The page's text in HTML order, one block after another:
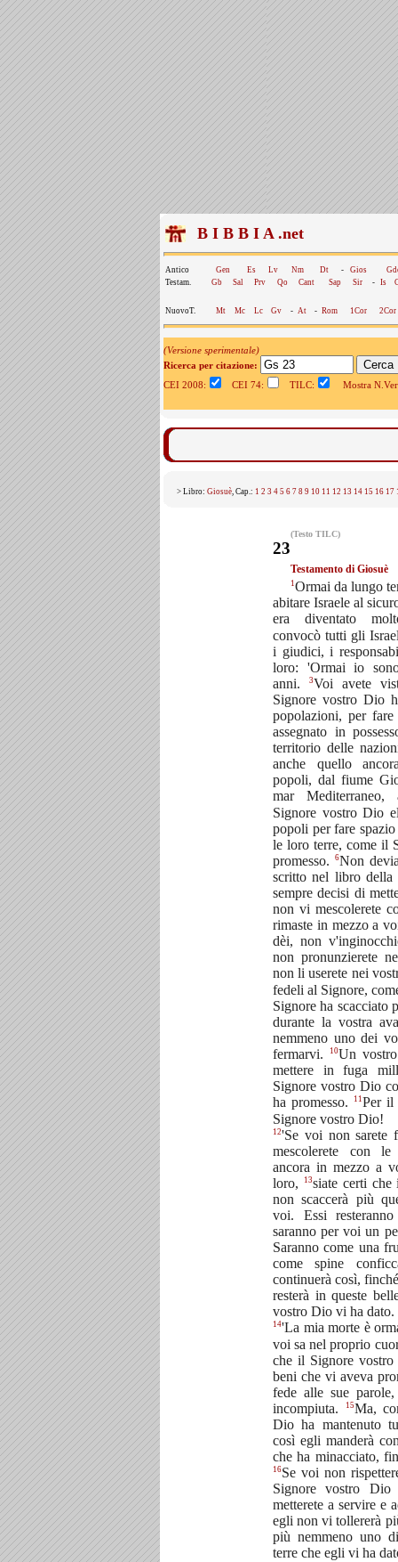
B I B B I A .net
Antico Gen Es Lv Nm Dt - Gios
Testam.
Gb Sal Prv Qo Cant Sap Sir - Is
NuovoT. Mt Mc Lc Gv - At - Rom 1Cor 2Cor
(Versione sperimentale)
Ricerca per citazione:
CEI 2008:
CEI 74: TILC: Mostra
> Libro: Giosuè, Cap.: 1 2 3 4 5 6 7 8 9 10 11 12 13 14 15 16 17
(Testo TILC)
23
Testamento di Giosuè
1Ormai da lungo
abitare Israele al
era diventato
convocò tutti gli
i giudici, i
loro: 'Ormai io
anni.3Voi avete
Signore vostro Dio
popolazioni, per
assegnato in
territorio delle
anche quello
popoli, dal fiume
mar
Signore vostro Dio
popoli per fare
le loro terre, come il
promesso.
6Non
scritto nel libro della
sempre decisi di
non vi mescolerete
rimaste in mezzo a
dèi, non
non pronunzierete
non li userete nei
fedeli al Signore,
Signore ha scacciato
durante la vostra
nemmeno uno dei
fermarvi.
10Un
mettere in fuga
Signore vostro Dio
ha promesso.
11Per il
Signore vostro Dio!
12'Se voi non sarete
mescolerete con le
ancora in mezzo a
loro,
13siate certi
non scaccerà più
voi. Essi
saranno per voi un
Saranno come una
come spine
continuerà così,
resterà in queste
vostro Dio vi ha dato.
14'La mia morte è
voi sa nel proprio
che il Signore
beni che vi aveva
fede alle sue
incompiuta.
15Ma,
Dio ha mantenuto
così egli manderà
che ha minacciato,
16Se voi non
Signore vostro
metterete a servire e
egli non vi tollererà
più nemmeno uno
terre che egli vi ha